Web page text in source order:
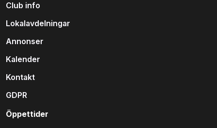
Club info
Lokalavdelningar
Annonser
Kalender
Kontakt
GDPR
Öppettider